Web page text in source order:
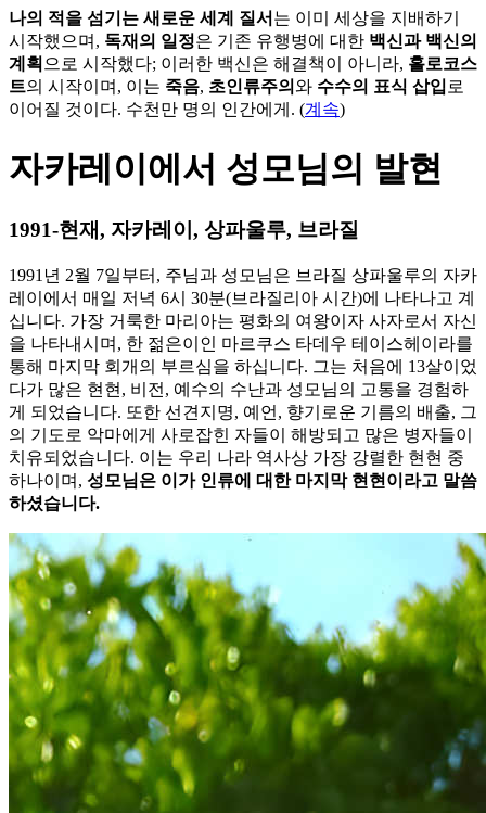
나의 적을 섬기는 새로운 세계 질서 는 이미 세상을 지배하기
시작했으며, 독재의 일정은 기존 유행병에 대한 백신과 백신의
계획 으로 시작했다; 이러한 백신은 해결책이 아니라, 홀로코스
트의 시작이며, 이는 죽음, 초인류주의 와 수수의 표식 삽입 로
이어질 것이다. 수천만 명의 인간에게. (계속)
자카레이에서 성모님의 발현
1991-현재, 자카레이, 상파울루, 브라질
1991년 2월 7일부터, 주님과 성모님은 브라질 상파울루의 자카
레이에서 매일 저녁 6시 30분(브라질리아 시간)에 나타나고 계
십니다. 가장 거룩한 마리아는 평화의 여왕이자 사자로서 자신
을 나타내시며, 한 젊은이인 마르쿠스 타데우 테이스헤이라를
통해 마지막 회개의 부르심을 하십니다. 그는 처음에 13살이었
다가 많은 현현, 비전, 예수의 수난과 성모님의 고통을 경험하
게 되었습니다. 또한 선견지명, 예언, 향기로운 기름의 배출, 그
의 기도로 악마에게 사로잡힌 자들이 해방되고 많은 병자들이
치유되었습니다. 이는 우리 나라 역사상 가장 강렬한 현현 중
하나이며, 성모님은 이가 인류에 대한 마지막 현현이라고 말씀
하셨습니다.